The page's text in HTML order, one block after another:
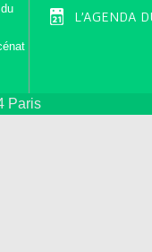
L'AGENDA
Paris